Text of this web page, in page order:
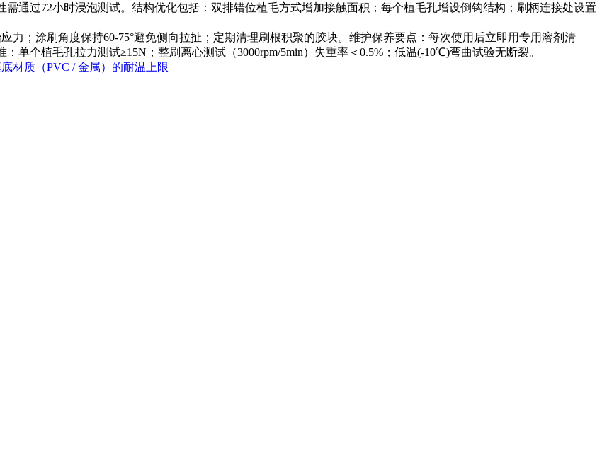
通过72小时浸泡测试。结构优化包括：双排错位植毛方式增加接触面积；每个植毛孔增设倒钩结构；刷柄连接处设置
；涂刷角度保持60-75°避免侧向拉扯；定期清理刷根积聚的胶块。维护保养要点：每次使用后立即用专用溶剂清
单个植毛孔拉力测试≥15N；整刷离心测试（3000rpm/5min）失重率＜0.5%；低温(-10℃)弯曲试验无断裂。
材质（PVC / 金属）的耐温上限